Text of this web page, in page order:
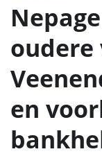
oudere
en